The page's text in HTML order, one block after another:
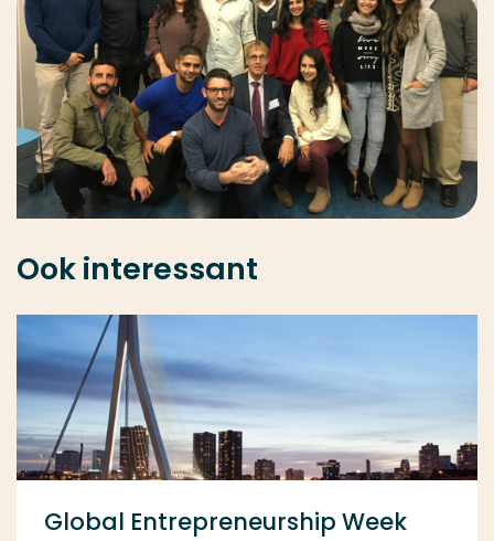
Ook interessant
Global Entrepreneurship Week